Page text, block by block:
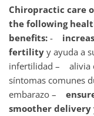
Chiropractic care
the following
benefits: -
fertility y ayuda a
infertilidad – alivia
síntomas comunes
embarazo –
smoother delivery